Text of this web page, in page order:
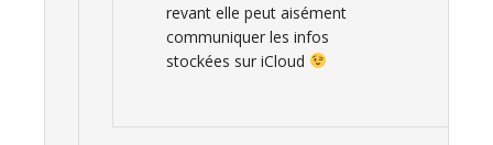
revant elle peut aisément
communiquer les infos
stockées sur iCloud